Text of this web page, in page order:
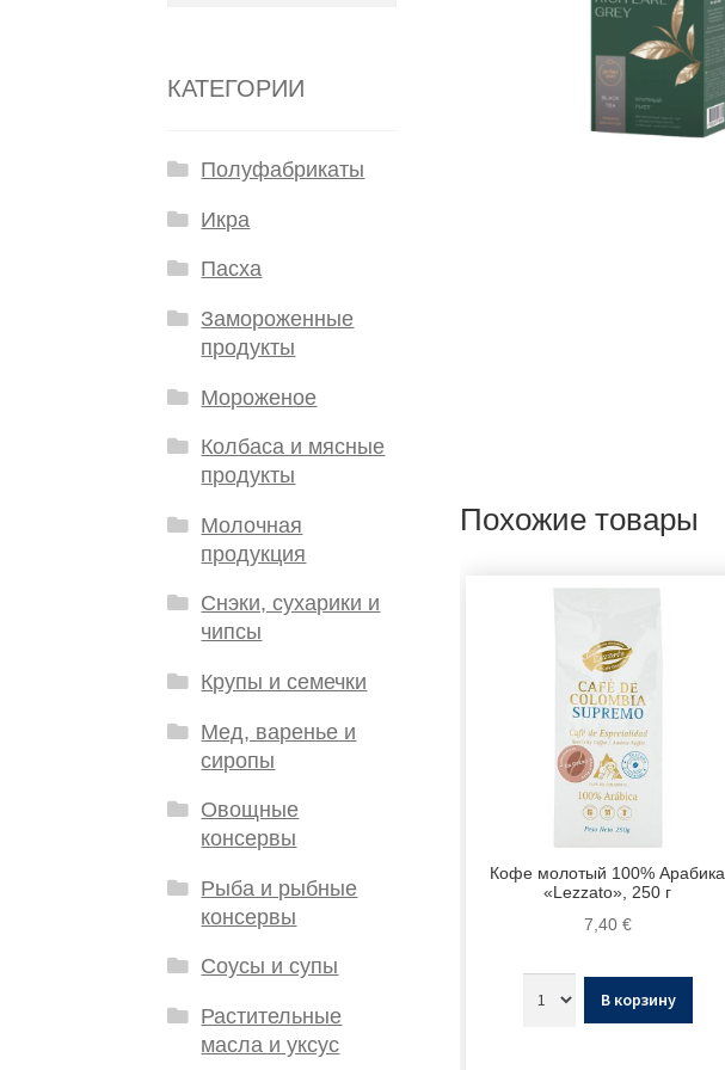
Похожие товары
Кофе молотый 100% Арабика
«Lezzato», 250 г
7,40 €
В корзину
КАТЕГОРИИ
Полуфабрикаты
Икра
Пасха
Замороженные
продукты
Мороженое
Колбаса и мясные
продукты
Молочная
продукция
Снэки, сухарики и
чипсы
Крупы и семечки
Мед, варенье и
сиропы
Овощные
консервы
Рыба и рыбные
консервы
Соусы и супы
Растительные
масла и уксус